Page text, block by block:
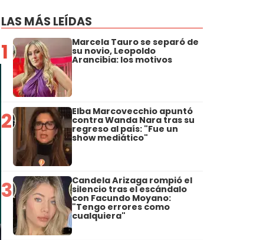
LAS MÁS LEÍDAS
1 Marcela Tauro se separó de
su novio, Leopoldo
Arancibia: los motivos
2 Elba Marcovecchio apuntó
contra Wanda Nara tras su
regreso al país: "Fue un
show mediático"
3 Candela Arizaga rompió el
silencio tras el escándalo
con Facundo Moyano:
"Tengo errores como
cualquiera"